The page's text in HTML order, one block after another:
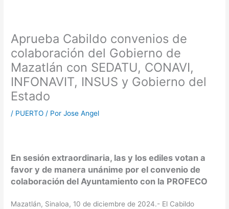
Aprueba Cabildo convenios de
colaboración del Gobierno de
Mazatlán con SEDATU, CONAVI,
INFONAVIT, INSUS y Gobierno del
Estado
/ PUERTO / PorJose Angel
En sesión extraordinaria, las y los ediles votan a
favor y de manera unánime por el convenio de
colaboración del Ayuntamiento con la PROFECO
Mazatlán, Sinaloa, 10 de diciembre de 2024.- El Cabildo